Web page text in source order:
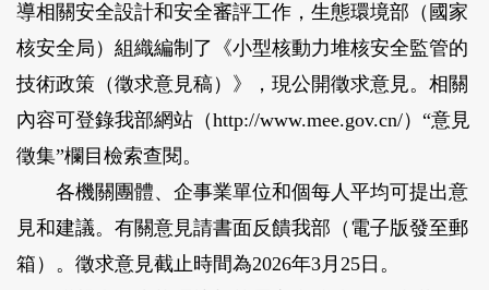
導相關安全設計和安全審評工作，生態環境部（國家
核安全局）組織編制了《小型核動力堆核安全監管的
技術政策（徵求意見稿）》，現公開徵求意見。相關
內容可登錄我部網站（http://www.mee.gov.cn/）“意見
徵集”欄目檢索查閱。
各機關團體、企事業單位和個每人平均可提出意
見和建議。有關意見請書面反饋我部（電子版發至郵
箱）。徵求意見截止時間為2026年3月25日。